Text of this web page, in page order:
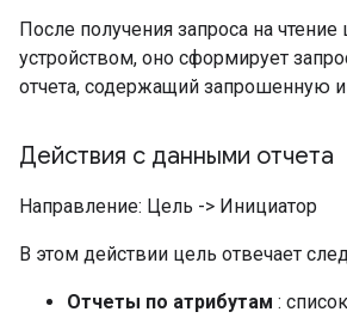
После получения запроса на
устройством, оно сформирует
отчета, содержащий запрошенную
Действия с данными отчета
Направление: Цель -> Инициатор
В этом действии цель отвечает
Отчеты по атрибутам :